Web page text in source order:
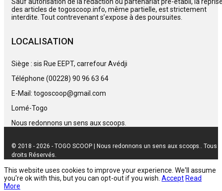
des articles de togoscoop.info, même partielle, est strictement
interdite. Tout contrevenant s’expose à des poursuites.
LOCALISATION
Siège : sis Rue EEPT, carrefour Avédji
Téléphone (00228) 90 96 63 64
E-Mail: togoscoop@gmail.com
Lomé-Togo
Nous redonnons un sens aux scoops.
© 2018 - 2026 - TOGO SCOOP | Nous redonnons un sens aux scoops.. Tous
droits Réservés.
This website uses cookies to improve your experience. We'll assume
you're ok with this, but you can opt-out if you wish. Accept Read
More